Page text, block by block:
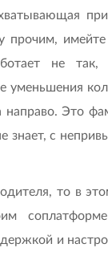
прочим,
не
уменьшения
направо. Это
знает, с
то в
и